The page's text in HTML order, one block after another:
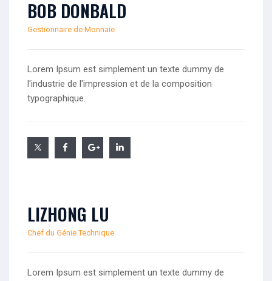
BOB DONBALD
Gestionnaire de Monnaie
Lorem Ipsum est simplement un texte dummy de
l'industrie de l'impression et de la composition
typographique.
LIZHONG LU
Chef du Génie Technique
Lorem Ipsum est simplement un texte dummy de